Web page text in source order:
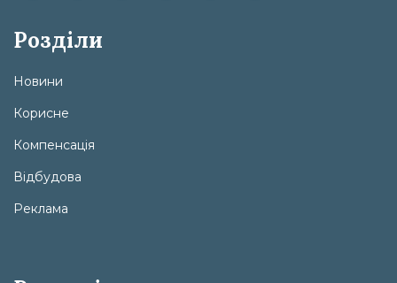
Розділи
Новини
Корисне
Компенсація
Відбудова
Реклама